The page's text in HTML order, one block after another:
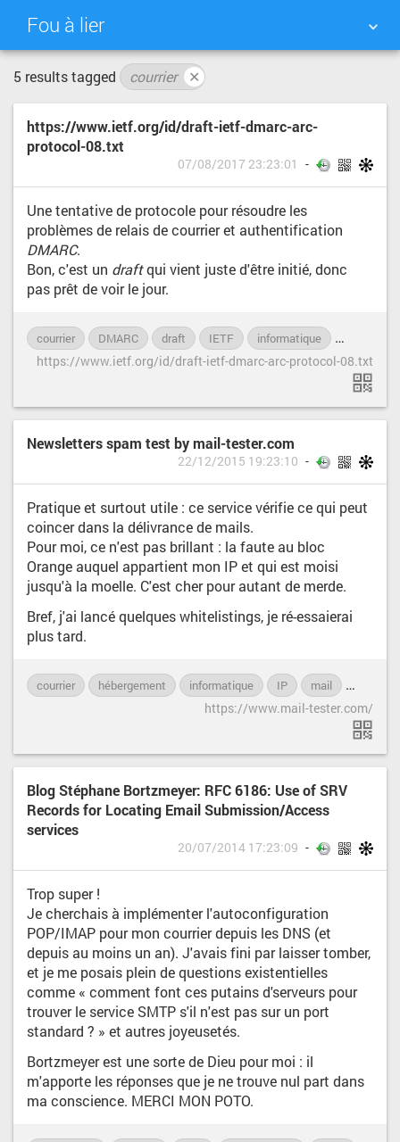
Fou à lier
NUAGE DE TAGS
QUOTIDIEN RECHERCHER
5 results tagged courrier ✕
https://www.ietf.org/id/draft-ietf-dmarc-arc-
protocol-08.txt
07/08/2017 23:23:01
Une tentative de protocole pour résoudre les
problèmes de relais de courrier et authentification
DMARC.
Bon, c'est un draftqui vient juste d'être initié, donc
pas prêt de voir le jour.
courrier DMARC draft IETF informatique
https://www.ietf.org/id/draft-ietf-dmarc-arc-protocol-08.txt
Newsletters spam test by mail-tester.com
22/12/2015 19:23:10
Pratique et surtout utile : ce service vérifie ce qui peut
coincer dans la délivrance de mails.
Pour moi, ce n'est pas brillant : la faute au bloc
Orange auquel appartient mon IP et qui est moisi
jusqu'à la moelle. C'est cher pour autant de merde.
Bref, j'ai lancé quelques whitelistings, je ré-essaierai
plus tard.
courrier hébergement informatique IP mail
https://www.mail-tester.com/
Blog Stéphane Bortzmeyer: RFC 6186: Use of SRV
Records for Locating Email Submission/Access
services
20/07/2014 17:23:09
Trop super !
Je cherchais à implémenter l'autoconfiguration
POP/IMAP pour mon courrier depuis les DNS (et
depuis au moins un an). J'avais fini par laisser tomber,
et je me posais plein de questions existentielles
comme « comment font ces putains d'serveurs pour
trouver le service SMTP s'il n'est pas sur un port
standard ? » et autres joyeusetés.
Bortzmeyer est une sorte de Dieu pour moi : il
m'apporte les réponses que je ne trouve nul part dans
ma conscience. MERCI MON POTO.